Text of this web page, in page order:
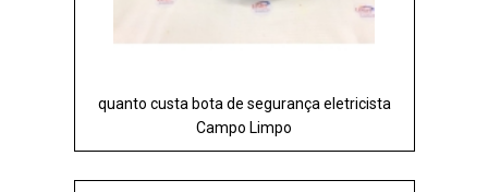
quanto custa bota de segurança eletricista
Campo Limpo